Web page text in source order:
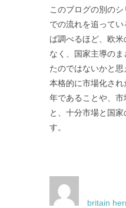
このブログの別の
での流れを追って
ば調べるほど、欧
なく、国家主導のま
たのではないかと思
本格的に市場化さ
年であることや、
と、十分市場と国
す。
britain